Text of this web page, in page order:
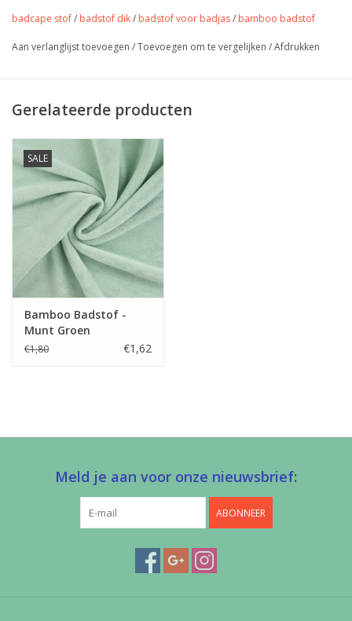
Dikke, super zachte badstof met twee
mooie kanten.
40% bamboo - 40%CO -
Gewicht
350gr/m2
Toepassing
Bavetjes, dekentje,
handdoek, badcape, badjas,
…
Oeko-Tex 100 klasse 1
Stretch
Nee
badcape stof/ badstof dik/ badstof voor badjas/ bamboo badstof
Aan verlanglijst toevoegen /Toevoegen om te vergelijken /Afdrukken
Gerelateerde producten
SALE
Bamboo Badstof -
Munt Groen
€1,80 €1,62
Meld je aan voor onze nieuwsbrief:
ABONNEER